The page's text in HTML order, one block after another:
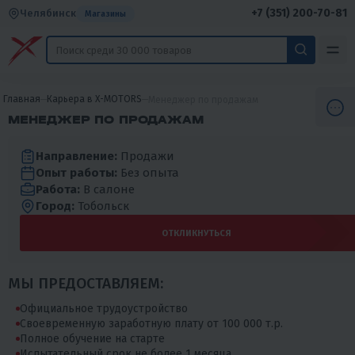
Челябинск Магазины +7 (351) 200-70-81
Главная Карьера в X-MOTORS
МЕНЕДЖЕР ПО ПРОДАЖАМ
Направление: Продажи
Опыт работы: Без опыта
Работа: В салоне
Город: Тобольск
ОТКЛИКНУТЬСЯ
МЫ ПРЕДОСТАВЛЯЕМ:
Официальное трудоустройство
Своевременную заработную плату от 100 000 т.р.
Полное обучение на старте